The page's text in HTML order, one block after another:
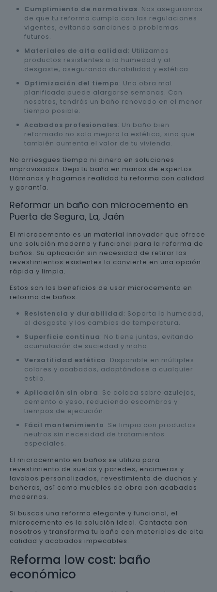
Cumplimiento de normativas: Nos aseguramos
de que tu reforma cumpla con las regulaciones
vigentes, evitando sanciones o problemas
futuros.
Materiales de alta calidad: Utilizamos
productos resistentes a la humedad y al
desgaste, asegurando durabilidad y estética.
Optimización del tiempo: Una obra mal
planificada puede alargarse semanas. Con
nosotros, tendrás un baño renovado en el menor
tiempo posible.
Acabados profesionales: Un baño bien
reformado no solo mejora la estética, sino que
también aumenta el valor de tu vivienda.
No arriesgues tiempo ni dinero en soluciones
improvisadas. Deja tu baño en manos de expertos.
Llámanos y hagamos realidad tu reforma con calidad
y garantía.
Reformar un baño con microcemento en
Puerta de Segura, La, Jaén
El microcemento es un material innovador que ofrece
una solución moderna y funcional para la reforma de
baños. Su aplicación sin necesidad de retirar los
revestimientos existentes lo convierte en una opción
rápida y limpia.
Estos son los beneficios de usar microcemento en
reforma de baños:
Resistencia y durabilidad: Soporta la humedad,
el desgaste y los cambios de temperatura.
Superficie continua: No tiene juntas, evitando
acumulación de suciedad y moho.
Versatilidad estética: Disponible en múltiples
colores y acabados, adaptándose a cualquier
estilo.
Aplicación sin obra: Se coloca sobre azulejos,
cemento o yeso, reduciendo escombros y
tiempos de ejecución.
Fácil mantenimiento: Se limpia con productos
neutros sin necesidad de tratamientos
especiales.
El microcemento en baños se utiliza para
revestimiento de suelos y paredes, encimeras y
lavabos personalizados, revestimiento de duchas y
bañeras, así como muebles de obra con acabados
modernos.
Si buscas una reforma elegante y funcional, el
microcemento es la solución ideal. Contacta con
nosotros y transforma tu baño con materiales de alta
calidad y acabados impecables.
Reforma low cost: baño
económico